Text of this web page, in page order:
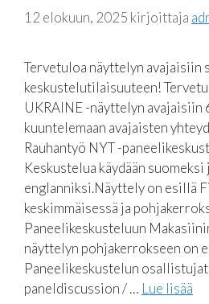
12 elokuun, 2025 kirjoittaja
Tervetuloa näyttelyn avajaisiin
keskustelutilaisuuteen!
UKRAINE -näyttelyn avajaisiin
kuuntelemaan avajaisten
Rauhantyö NYT -
Keskustelua käydään suomeksi
englanniksi.Näyttely on esillä
keskimmäisessä ja
Paneelikeskusteluun
näyttelyn pohjakerrokseen on
Paneelikeskustelun
paneldiscussion / … Lue lisää